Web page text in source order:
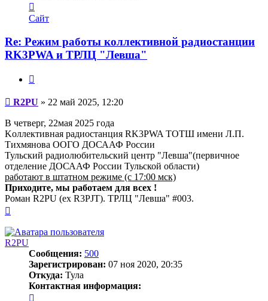
информация
пользователя
Сайт
Re: Режим работы коллективной радиостанции
RK3PWA и ТРЛЦ "Левша"
Сообщение
R2PU » 22 май 2025, 12:20
В четверг, 22мая 2025 года
Kоллективная радиостанция RK3PWA ТОТШ имени Л.П.
Тихмянова ООГО ДОСААФ России
Тульский радиолюбительский центр "Левша"(первичное
отделение ДОСААФ России Тульской области)
работают в штатном режиме (с 17:00 мск)
Приходите, мы работаем для всех !
Роман R2PU (ex R3PJT). ТРЛЦ "Левша" #003.
началу
R2PU
Сообщения: 500
Зарегистрирован: 07 ноя 2020, 20:35
Откуда: Тула
Контактная информация: